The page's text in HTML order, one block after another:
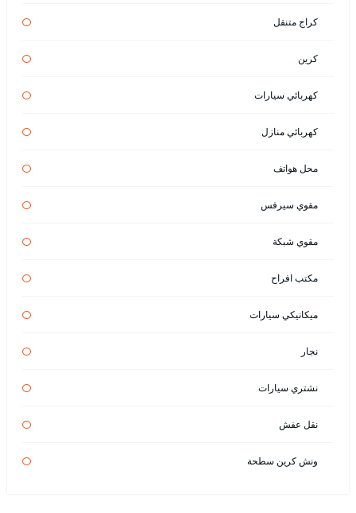
كراج متنقل
كرين
كهربائي سيارات
كهربائي منازل
محل هواتف
مقوي سيرفس
مقوي شبكة
مكتب افراح
ميكانيكي سيارات
نجار
نشتري سيارات
نقل عفش
ونش كرين سطحة